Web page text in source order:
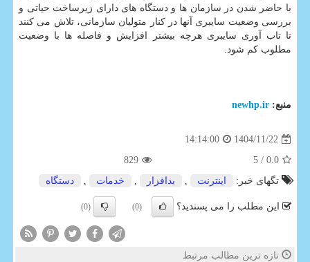
با حاضر شدن در سازمان ها و دستگاه های دارای زیرساخت حیاتی و
بررسی وضعیت سایبری آنها در کنار متولیان سازمانی، تلاش می کنند
تا تاب آوری سایبری هرچه بیشتر افزایش و فاصله ها با وضعیت
مطلوب کم شود.
منبع: newhp.ir
1404/11/22
14:14:00
0.0
/ 5
829
تگهای خبر:
اینترنت , بدافزار , خدمات , دستگاه
این مطلب را می پسندید؟ (0)
(0)
تازه ترین مطالب مرتبط